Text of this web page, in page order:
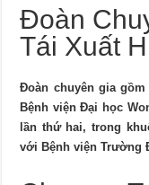
Đoàn
Tái Xuất
Đoàn chuyên gia
Bệnh viện Đại học
lần thứ hai, trong
với Bệnh viện Trường